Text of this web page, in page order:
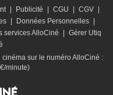
Publicité CGU CGV
Données Personnelles
services AlloCiné
Gérer Utiq
sur le numéro AlloCiné :
minute)